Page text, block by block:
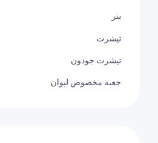
بنر
تیشرت
تیشرت جودون
جعبه مخصوص لیوان